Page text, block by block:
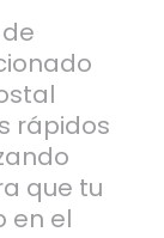
rápidos
que tu
en el